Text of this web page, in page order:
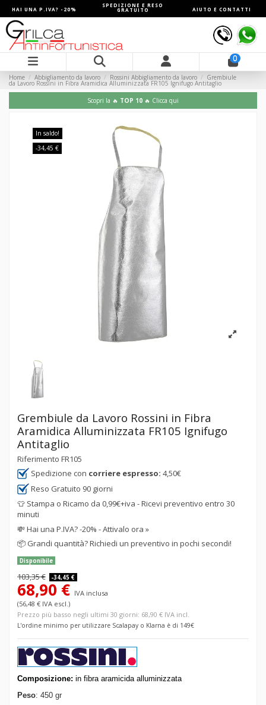
HAI UNA P.IVA? -20%
SPEDIZIONE E RESO
GRATUITO AIUTO E CONTATTI
0
Home Abbigliamento da lavoro Rossini Abbigliamento da lavoro Grembiule
da Lavoro Rossini in Fibra Aramidica Alluminizzata FR105 Ignifugo Antitaglio
Scopri la 🔥 TOP 10 🔥 Clicca qui
In saldo!
-34,45 €
Grembiule da Lavoro Rossini in Fibra
Aramidica Alluminizzata FR105 Ignifugo
Antitaglio
Riferimento FR105
Spedizione con corriere espresso: 4,50€
Reso Gratuito 90 giorni
👕 Stampa o Ricamo da 0,99€+iva - Ricevi preventivo entro 30
minuti
💸Hai una P.IVA? -20% - Attivalo ora »
📦 Grandi quantità? Richiedi un preventivo in pochi secondi!
Disponibile
103,35 € -34,45 €
68,90 € IVA inclusa
(56,48 € IVA escl.)
Prezzo più basso negli ultimi 30 giorni: 68,90 € IVA incl.
L'ordine minimo per utilizzare Scalapay o Klarna è di 149€
Composizione: in fibra aramicida alluminizzata
Peso: 450 gr